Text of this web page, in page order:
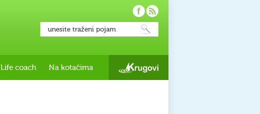
Life coach Na kotačima